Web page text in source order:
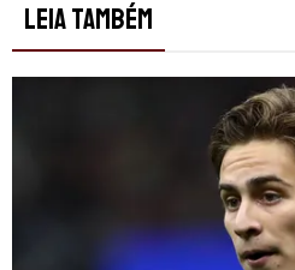
LEIA TAMBÉM